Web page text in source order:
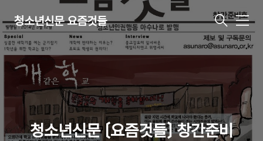
청소년신문 요즘것들
메
뉴
청소년신문 〔요즘것들〕 창간준비